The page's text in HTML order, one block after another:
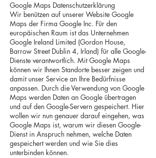
Google Maps Datenschutzerklärung
Wir benützen auf unserer Website Google
Maps der Firma Google Inc. Für den
europäischen Raum ist das Unternehmen
Google Ireland Limited (Gordon House,
Barrow Street Dublin 4, Irland) für alle Google-
Dienste verantwortlich. Mit Google Maps
können wir Ihnen Standorte besser zeigen und
damit unser Service an Ihre Bedürfnisse
anpassen. Durch die Verwendung von Google
Maps werden Daten an Google übertragen
und auf den Google-Servern gespeichert. Hier
wollen wir nun genauer darauf eingehen, was
Google Maps ist, warum wir diesen Google-
Dienst in Anspruch nehmen, welche Daten
gespeichert werden und wie Sie dies
unterbinden können.